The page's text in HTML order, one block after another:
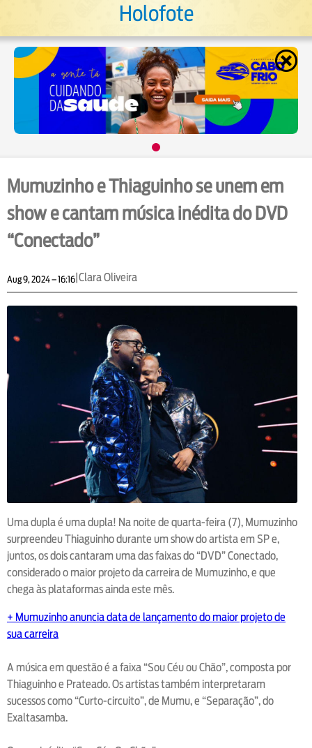
Holofote
Mumuzinho e Thiaguinho se unem em
show e cantam música inédita do DVD
“Conectado”
Aug 9, 2024 – 16:16|Clara Oliveira
Uma dupla é uma dupla! Na noite de quarta-feira (7), Mumuzinho
surpreendeu Thiaguinho durante um show do artista em SP e,
juntos, os dois cantaram uma das faixas do “DVD” Conectado,
considerado o maior projeto da carreira de Mumuzinho, e que
chega às plataformas ainda este mês.
+ Mumuzinho anuncia data de lançamento do maior projeto de
sua carreira
A música em questão é a faixa “Sou Céu ou Chão”, composta por
Thiaguinho e Prateado. Os artistas também interpretaram
sucessos como “Curto-circuito”, de Mumu, e “Separação”, do
Exaltasamba.